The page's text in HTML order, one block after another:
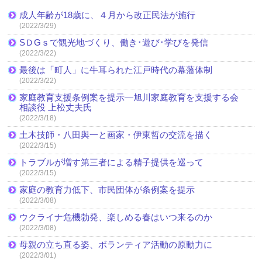
成人年齢が18歳に、４月から改正民法が施行
(2022/3/29)
SＤGｓで観光地づくり、働き･遊び･学びを発信
(2022/3/22)
最後は「町人」に牛耳られた江戸時代の幕藩体制
(2022/3/22)
家庭教育支援条例案を提示―旭川家庭教育を支援する会
相談役 上松丈夫氏
(2022/3/18)
土木技師・八田與一と画家・伊東哲の交流を描く
(2022/3/15)
トラブルが増す第三者による精子提供を巡って
(2022/3/15)
家庭の教育力低下、市民団体が条例案を提示
(2022/3/08)
ウクライナ危機勃発、楽しめる春はいつ来るのか
(2022/3/08)
母親の立ち直る姿、ボランティア活動の原動力に
(2022/3/01)